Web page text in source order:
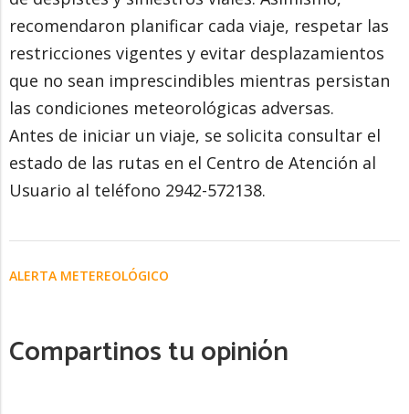
recomendaron planificar cada viaje, respetar las
restricciones vigentes y evitar desplazamientos
que no sean imprescindibles mientras persistan
las condiciones meteorológicas adversas.
Antes de iniciar un viaje, se solicita consultar el
estado de las rutas en el Centro de Atención al
Usuario al teléfono 2942-572138.
ALERTA METEREOLÓGICO
Compartinos tu opinión